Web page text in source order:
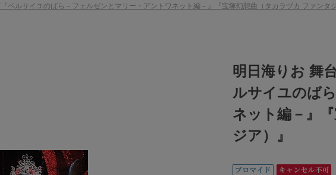
ベルサイユのばら－フェルゼンとマリー・アントワネット編－』『宝塚幻想曲（タカラヅカ ファンタ
明日海りお 舞
ルサイユのば
ネット編－』
ジア）』